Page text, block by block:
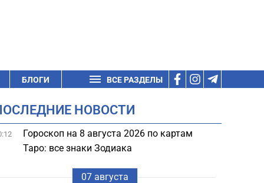
БЛОГИ ВСЕ РАЗДЕЛЫ
НОВОСТИ
Гороскоп на 8 августа 2026 по картам
Таро: все знаки Зодиака
07 августа